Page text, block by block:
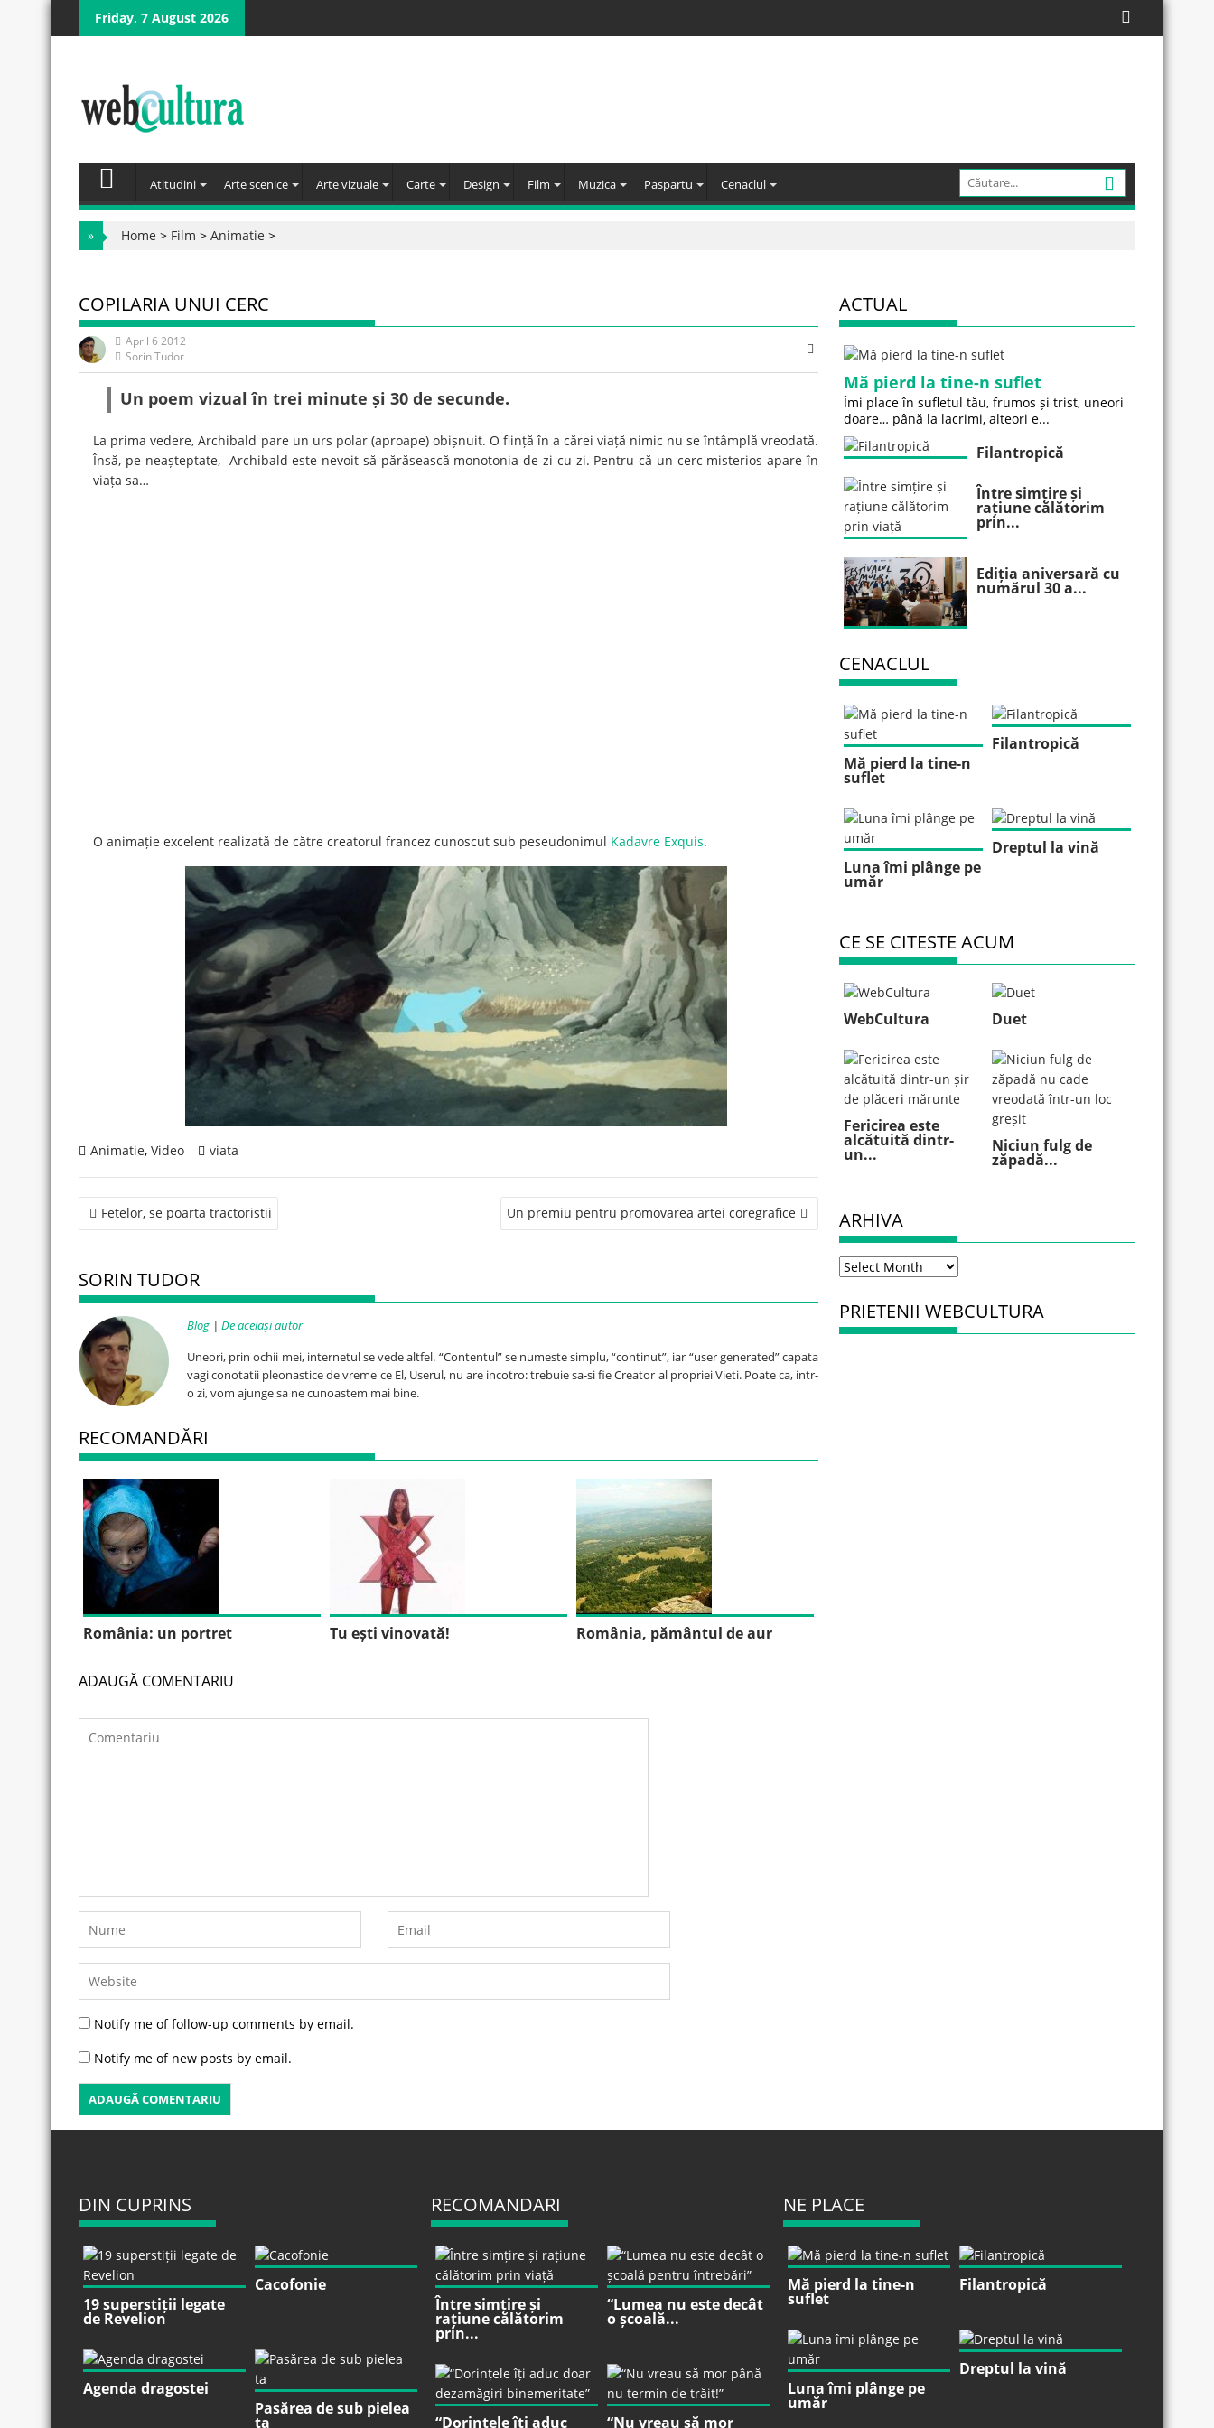
Skip
Friday, 7 August 2026
Atitudini Arte scenice Arte vizuale Carte Design Film Muzica Paspartu Cenaclul
» Home > Film > Animatie >
COPILARIA UNUI CERC
April 6 2012
Sorin Tudor
Un poem vizual în trei minute și 30 de secunde.
La prima vedere, Archibald pare un urs polar (aproape) obișnuit. O ființă în a cărei viață nimic nu se întâmplă vreodată.
Însă, pe neașteptate, Archibald este nevoit să părăsească monotonia de zi cu zi. Pentru că un cerc misterios apare în
viața sa…
O animație excelent realizată de către creatorul francez cunoscut sub peseudonimul Kadavre Exquis.
Animatie, Video viata
Post
navigation
Fetelor, se poarta tractoristii Un premiu pentru promovarea artei coregrafice
SORIN TUDOR
Blog | De același autor
Uneori, prin ochii mei, internetul se vede altfel. “Contentul” se numeste simplu, “continut”, iar “user generated” capata
vagi conotatii pleonastice de vreme ce El, Userul, nu are incotro: trebuie sa-si fie Creator al propriei Vieti. Poate ca, intr-
o zi, vom ajunge sa ne cunoastem mai bine.
RECOMANDĂRI
România: un portret Tu ești vinovată! România, pământul de aur
ADAUGĂ COMENTARIU
Notify me of follow-up comments by email.
Notify me of new posts by email.
ACTUAL
Mă pierd la tine-n suflet
Îmi place în sufletul tău, frumos și trist, uneori
doare… până la lacrimi, alteori e...
Filantropică
Între simțire și
rațiune călătorim
prin...
Ediția aniversară cu
numărul 30 a...
CENACLUL
Mă pierd la tine-n
suflet
Filantropică
Luna îmi plânge pe
umăr
Dreptul la vină
CE SE CITESTE ACUM
WebCultura Duet
Fericirea este
alcătuită dintr-
un... Niciun fulg de
zăpadă...
ARHIVA
Arhiva
PRIETENII WEBCULTURA
DIN CUPRINS
19 superstiții legate
de Revelion
Cacofonie
Agenda dragostei
Pasărea de sub pielea
ta
RECOMANDARI
Între simțire și
rațiune călătorim
prin...
“Lumea nu este decât
o școală...
“Dorințele îți aduc “Nu vreau să mor
NE PLACE
Mă pierd la tine-n
suflet
Filantropică
Luna îmi plânge pe
umăr
Dreptul la vină